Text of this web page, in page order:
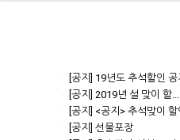
[공지]
19년도 추석할인 공
[공지] 2019년 설 맞이 할...
[공지]
<공지> 추석맞이 할
[공지] 선물포장